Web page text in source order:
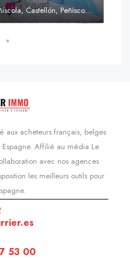
C. Guatemala, 6, 12598 Peñíscola, Castellón, Peñíscola, Communauté valencienne
aux acheteurs français, belges
Espagne. Affilié au média Le
avec nos agences
les meilleurs outils pour
53 00